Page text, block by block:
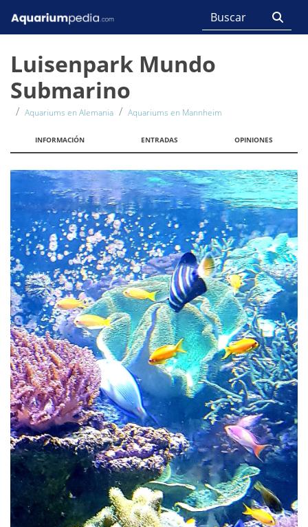
Luisenpark Mundo
Submarino
Aquariums en Alemania Aquariums en Mannheim
INFORMACIÓN ENTRADAS OPINIONES